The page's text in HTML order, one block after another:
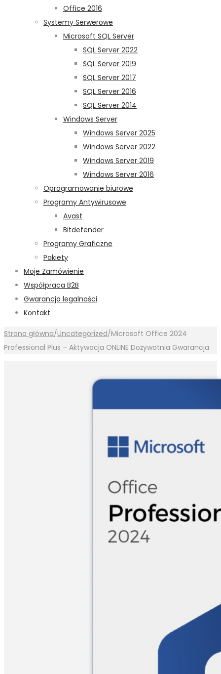
Office 2016
Systemy Serwerowe
Microsoft SQL Server
SQL Server 2022
SQL Server 2019
SQL Server 2017
SQL Server 2016
SQL Server 2014
Windows Server
Windows Server 2025
Windows Server 2022
Windows Server 2019
Windows Server 2016
Oprogramowanie biurowe
Programy Antywirusowe
Avast
Bitdefender
Programy Graficzne
Pakiety
Moje Zamówienie
Współpraca B2B
Gwarancja legalności
Kontakt
Strona główna/Uncategorized/Microsoft Office 2024
Professional Plus – Aktywacja ONLINE Dożywotnia Gwarancja